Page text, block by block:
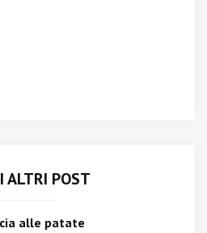
ALTRI POST
alle patate